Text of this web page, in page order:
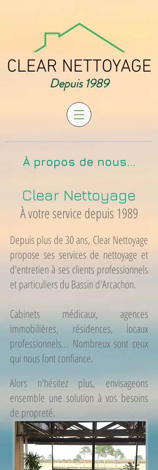
CLEAR NETTOYAGE
Depuis 1989
À propos de nous...
Clear Nettoyage
​À votre service depuis 1989
Depuis plus de 30 ans, Clear Nettoyage
propose ses services de nettoyage et
d'entretien à ses clients professionnels
et particuliers du Bassin d'Arcachon.
Cabinets médicaux, agences
immobilières, résidences, locaux
professionnels... Nombreux sont ceux
qui nous font confiance.
Alors n'hésitez plus, envisageons
ensemble une solution à vos besoins
de propreté.